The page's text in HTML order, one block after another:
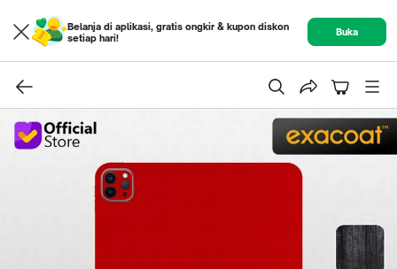
Belanja di aplikasi, gratis ongkir & kupon diskon
setiap hari!
Buka